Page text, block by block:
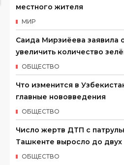
местного жителя
МИР
Саида Мирзиёева заявила
увеличить количество
ОБЩЕСТВО
Что изменится в
главные нововведения
ОБЩЕСТВО
Число жертв ДТП с
Ташкенте выросло до двух
ОБЩЕСТВО